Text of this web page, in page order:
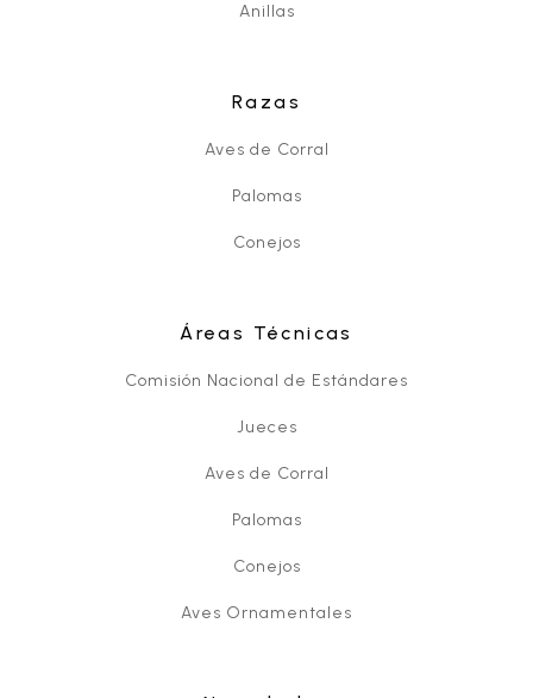
Anillas
Razas
Aves de Corral
Palomas
Conejos
Áreas Técnicas
Comisión Nacional de Estándares
Jueces
Aves de Corral
Palomas
Conejos
Aves Ornamentales